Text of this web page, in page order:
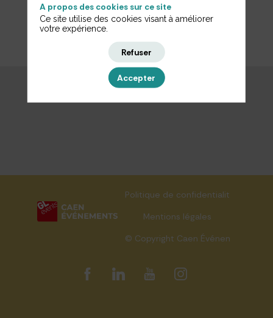
Informations
Générales
Politique de confidentialité
Mentions légales
© Copyright Caen Événements 2025
A propos des cookies sur ce site
Ce site utilise des cookies visant à améliorer
votre expérience.
Refuser
Accepter